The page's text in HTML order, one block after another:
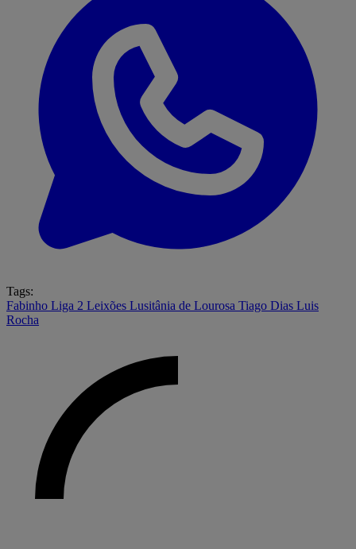
Tags:
Fabinho Liga 2 Leixões Lusitânia de Lourosa Tiago Dias Luis
Rocha